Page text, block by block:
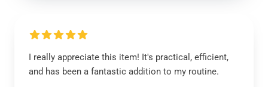
I really appreciate this item! It's practical, efficient,
and has been a fantastic addition to my routine.